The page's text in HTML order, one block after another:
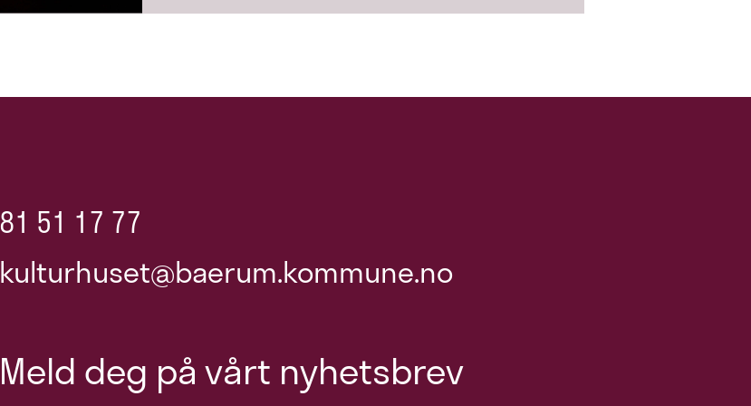
81 51 17 77
kulturhuset@baerum.kommune.no
Meld deg på vårt nyhetsbrev